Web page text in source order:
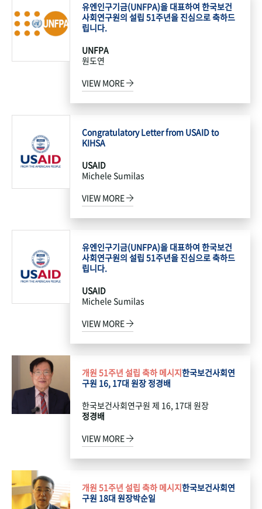
유엔인구기금(UNFPA)을 대표하여 한국보건
사회연구원의 설립 51주년을 진심으로 축하드
립니다.
UNFPA
원도연
VIEW MORE
Congratulatory Letter from USAID to
KIHSA
USAID
Michele Sumilas
VIEW MORE
유엔인구기금(UNFPA)을 대표하여 한국보건
사회연구원의 설립 51주년을 진심으로 축하드
립니다.
USAID
Michele Sumilas
VIEW MORE
개원 51주년 설립 축하 메시지한국보건사회연
구원 16, 17대 원장 정경배
한국보건사회연구원 제 16, 17대 원장
정경배
VIEW MORE
개원 51주년 설립 축하 메시지한국보건사회연
구원 18대 원장박순일